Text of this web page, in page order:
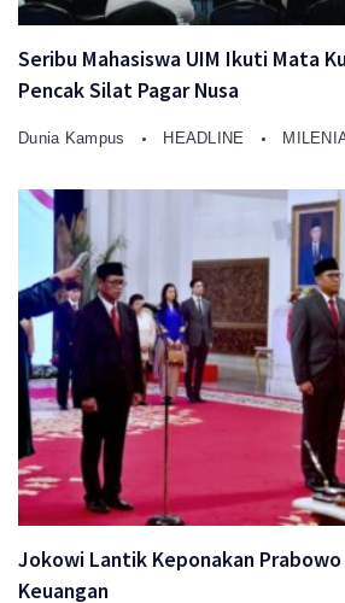
Seribu Mahasiswa UIM Ikuti Mata
Pencak Silat Pagar Nusa
Dunia Kampus HEADLINE
Jokowi Lantik Keponakan Prabowo
Keuangan